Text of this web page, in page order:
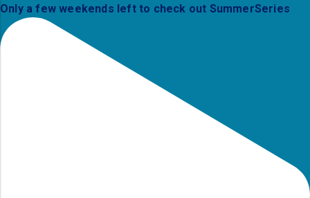
Only a few weekends left to check out SummerSeries